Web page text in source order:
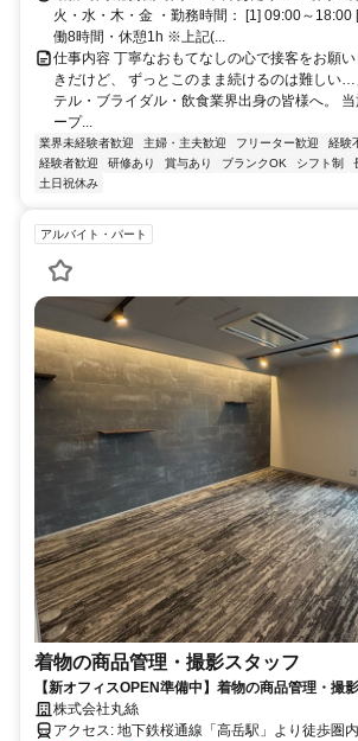
火・水・木・金 ・勤務時間： [1] 09:00～
働8時間・休憩1h ※上記(...
仕事内容 丁寧なおもてなしの心で接客をお願
きだけど、 ずっとこのまま続けるのは難しい
テル・ブライダル・飲食業界出身の皆様へ。
ープ...
業界未経験者歓迎 主婦・主夫歓迎 フリーター歓迎 経験
経験者歓迎
研修あり 賞与あり ブランクOK シフト制
土日祝休み
アルバイト・パート
着物の商品管理・撮影スタッフ
【新オフィスOPEN準備中】着物の商品管理・撮
迎 株式会社丸絲
アクセス: 地下鉄桜通線「高岳駅」より徒歩圏内 名鉄瀬戸線「森下